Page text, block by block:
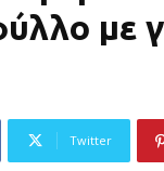
με
Twitter